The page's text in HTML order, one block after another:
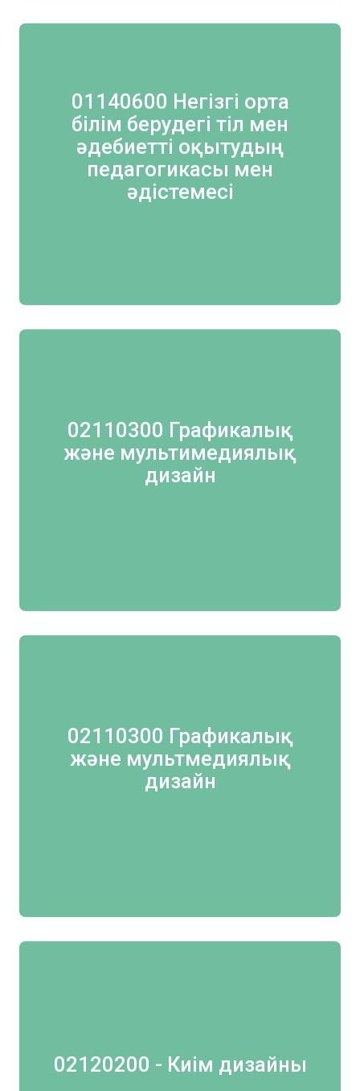
01140600 Негізгі орта
білім берудегі тіл мен
әдебиетті оқытудың
педагогикасы мен
әдістемесі
02110300 Графикалық
және мультимедиялық
дизайн
02110300 Графикалық
және мультмедиялық
дизайн
02120200 - Киім дизайны